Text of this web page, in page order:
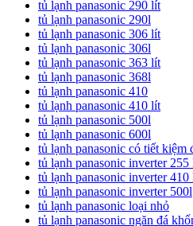
tủ lạnh panasonic 290 lít
tủ lạnh panasonic 290l
tủ lạnh panasonic 306 lít
tủ lạnh panasonic 306l
tủ lạnh panasonic 363 lít
tủ lạnh panasonic 368l
tủ lạnh panasonic 410
tủ lạnh panasonic 410 lít
tủ lạnh panasonic 500l
tủ lạnh panasonic 600l
tủ lạnh panasonic có tiết kiệm
tủ lạnh panasonic inverter 255
tủ lạnh panasonic inverter 410
tủ lạnh panasonic inverter 500l
tủ lạnh panasonic loại nhỏ
tủ lạnh panasonic ngăn đá